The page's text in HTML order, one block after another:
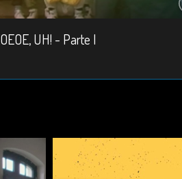
UH! - Parte I